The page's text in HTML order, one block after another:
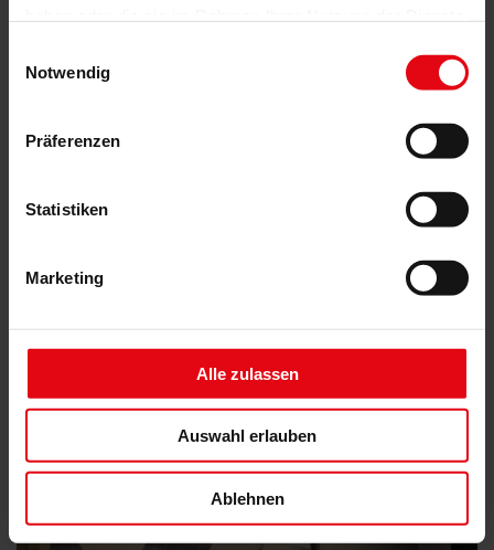
Notwendig
Präferenzen
Statistiken
Marketing
Alle zulassen
Auswahl erlauben
Ablehnen